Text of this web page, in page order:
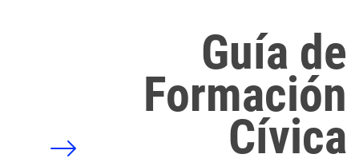
Guía de
Formación
Cívica